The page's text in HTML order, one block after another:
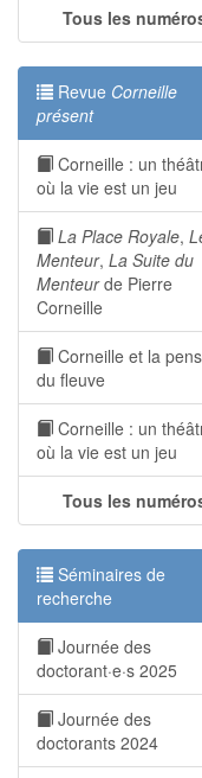
Tous les
Revue Corneille
présent
Corneille : un
où la vie est un jeu
La Place Royale,
Menteur, La Suite du
Menteurde Pierre
Corneille
Corneille et la
du fleuve
Corneille : un
où la vie est un jeu
Tous les
Séminaires de
recherche
Journée des
doctorant·e·s 2025
Journée des
doctorants 2024